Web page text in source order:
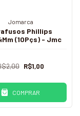
Jomarca
Phillips
(10Pçs) - Jmc
R$1,00
COMPRAR